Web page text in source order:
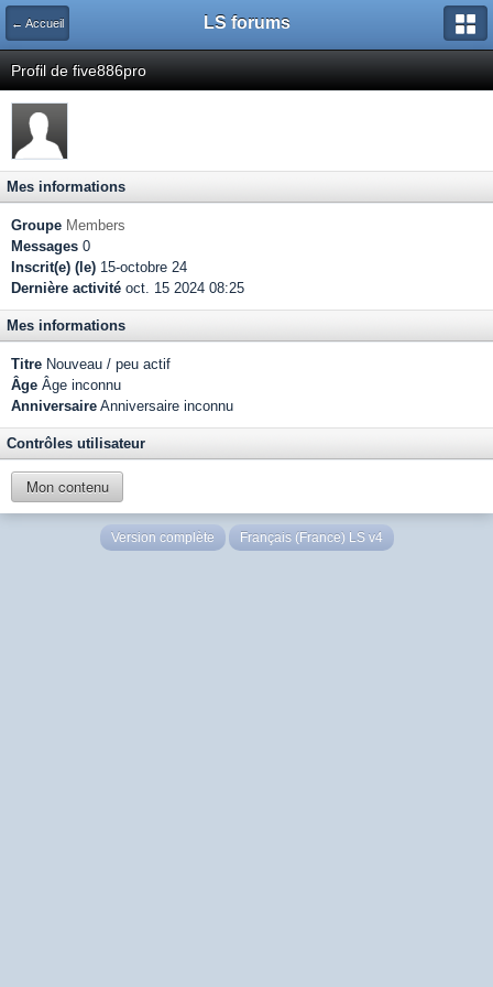
← Accueil LS forums
Profil de five886pro
Mes informations
Groupe Members
Messages 0
Inscrit(e) (le) 15-octobre 24
Dernière activité oct. 15 2024 08:25
Mes informations
Titre Nouveau / peu actif
Âge Âge inconnu
Anniversaire Anniversaire inconnu
Contrôles utilisateur
Mon contenu
Version complète Français (France) LS v4